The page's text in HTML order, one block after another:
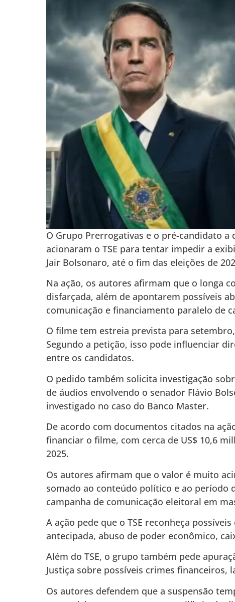
O Grupo Prerrogativas e o pré-candidato a
acionaram o TSE para tentar impedir a
Jair Bolsonaro, até o fim das eleições de
Na ação, os autores afirmam que o longa
disfarçada, além de apontarem possíveis
comunicação e financiamento paralelo de
O filme tem estreia prevista para
Segundo a petição, isso pode influenciar
entre os candidatos.
O pedido também solicita investigação
de áudios envolvendo o senador Flávio
investigado no caso do Banco Master.
De acordo com documentos citados na
financiar o filme, com cerca de US$ 10,6
2025.
Os autores afirmam que o valor é muito
somado ao conteúdo político e ao período
campanha de comunicação eleitoral em
A ação pede que o TSE reconheça
antecipada, abuso de poder econômico,
Além do TSE, o grupo também pede
Justiça sobre possíveis crimes financeiros,
Os autores defendem que a suspensão